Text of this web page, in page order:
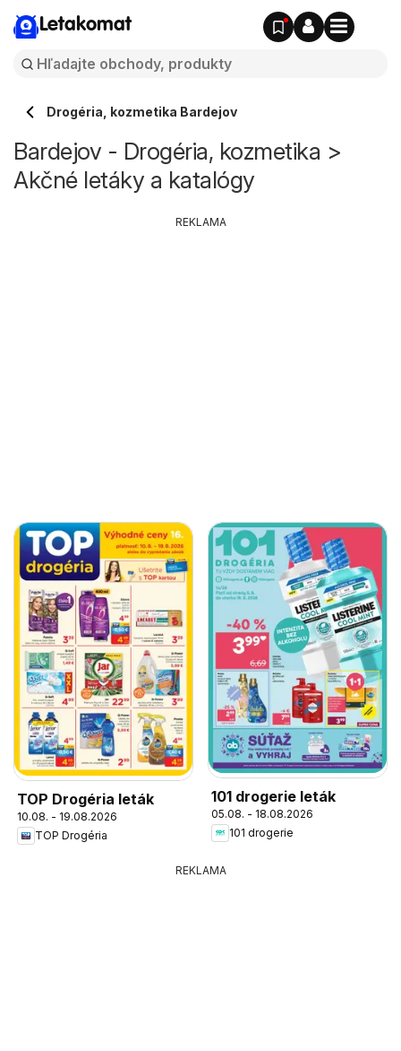
Letakomat
Drogéria, kozmetika Bardejov
Bardejov - Drogéria, kozmetika >
Akčné letáky a katalógy
TOP Drogéria leták
10.08. - 19.08.2026
TOP Drogéria
101 drogerie leták
05.08. - 18.08.2026
101 drogerie
REKLAMA
REKLAMA